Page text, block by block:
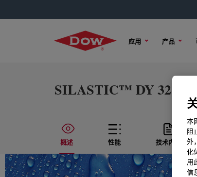
应用 产品
SILASTIC™ DY 32-420
概述 性能 技术内容
本
阻
外
化
用
信